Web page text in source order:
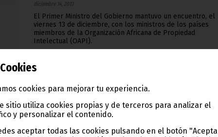
Cookies
cookies para mejorar tu experiencia.
sitio utiliza cookies propias y de terceros para analizar el
y personalizar el contenido.
aceptar todas las cookies pulsando en el botón
diciembre 14, 2013
El Primer Ministro del Gobierno mantuvo un encuentro, el
viernes 13 de diciembre, con los ministros de los países
miembros de la Organización Africana de Propiedad
Intelectual (OAPI).
La pareja presidencial celebra su 45º
aniversario